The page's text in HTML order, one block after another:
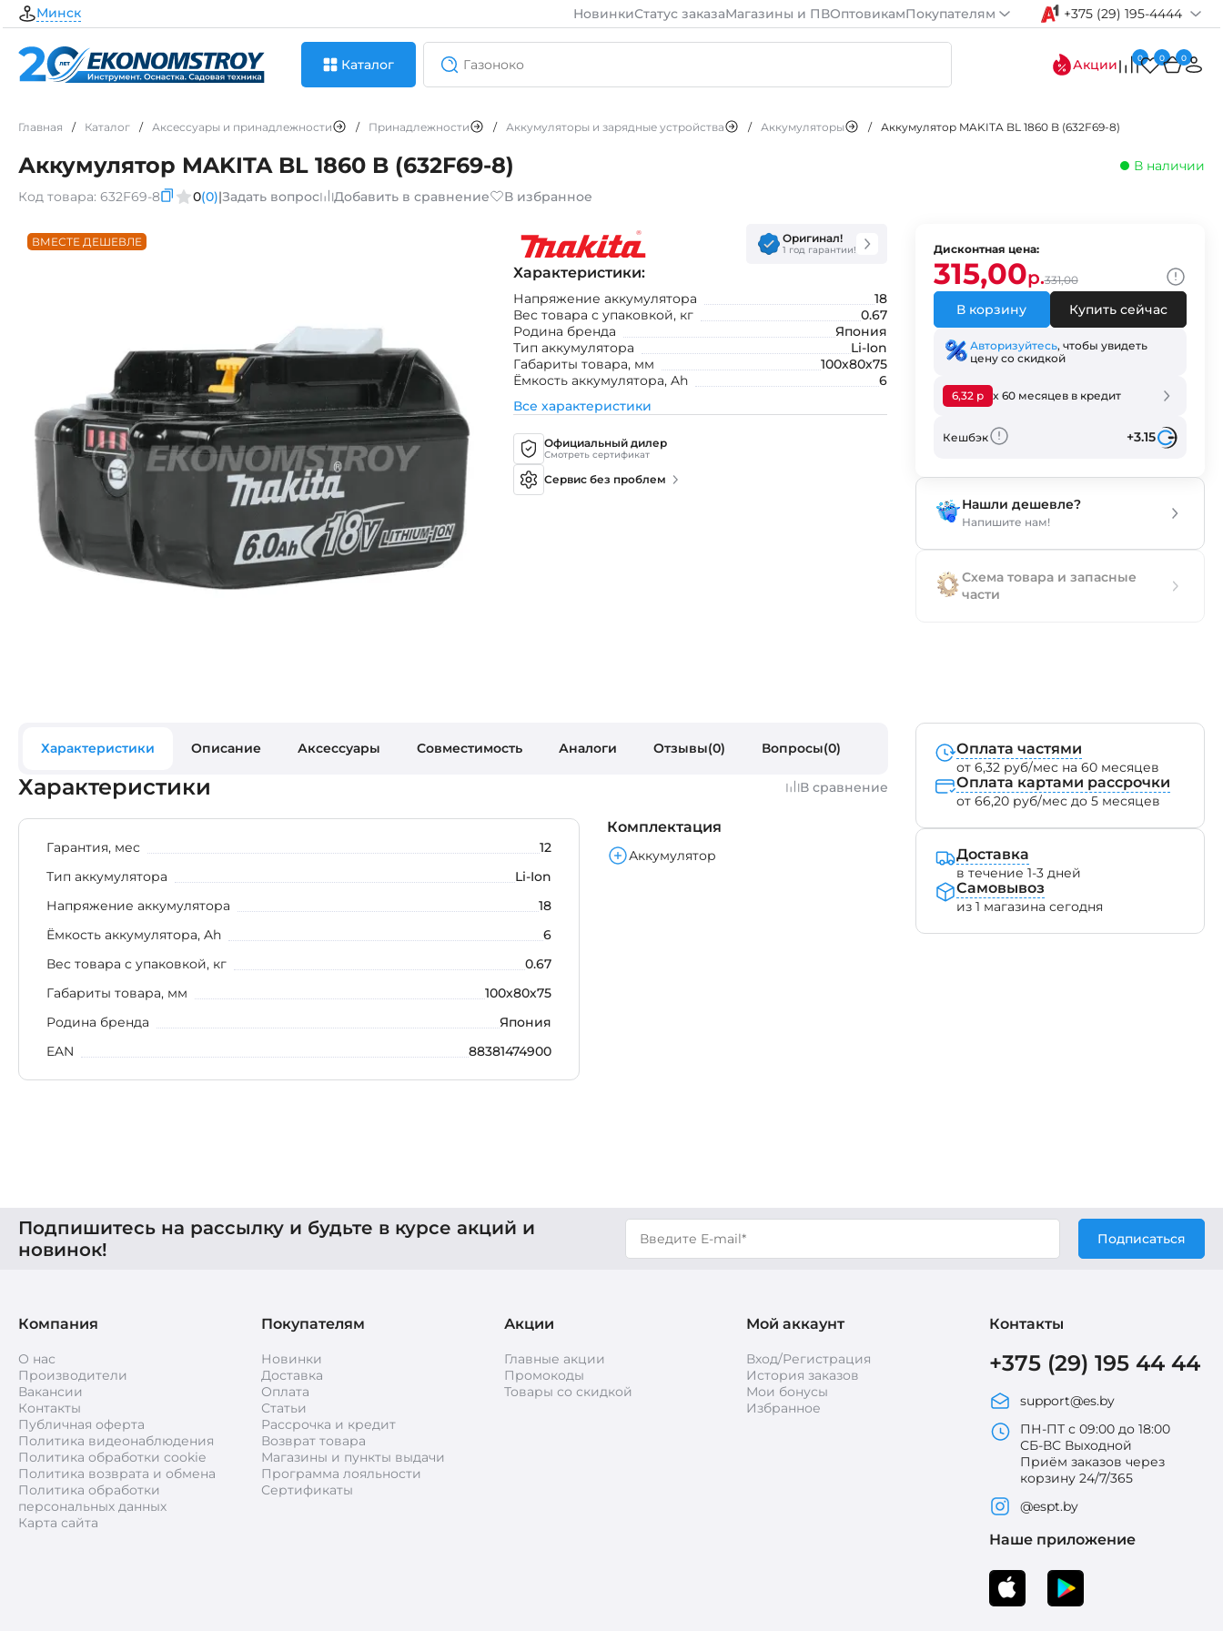
Минск НовинкиСтатус заказаМагазины и ПВОптовикамПокупателям +375 (29) 195-4444
Каталог Акции 0 0 0
Главная / Каталог / Аксессуары и принадлежности / Принадлежности / Аккумуляторы и зарядные устройства / Аккумуляторы / Аккумулятор MAKITA BL 1860 B (632F69-8)
Аккумулятор MAKITA BL 1860 B (632F69-8)
В наличии
Код товара: 632F69-8 0(0)|Задать вопрос Добавить в сравнение В избранное
ВМЕСТЕ ДЕШЕВЛЕ Оригинал!
1 год гарантии!
Характеристики:
Напряжение аккумулятора
18
Вес товара с упаковкой, кг
0.67
Родина бренда
Япония
Тип аккумулятора
Li-Ion
Габариты товара, мм
100х80х75
Ёмкость аккумулятора, Ah
6
Все характеристики
Официальный дилер
Смотреть сертификат
Сервис без проблем
Дисконтная цена:
315,00р.331,00
В корзину Купить сейчас
Авторизуйтесь, чтобы увидеть
цену со скидкой
6,32 р x 60 месяцев в кредит
Кешбэк +3.15
Нашли дешевле?
Напишите нам!
Схема товара и запасные
части
Характеристики Описание Аксессуары Совместимость Аналоги Отзывы(0) Вопросы(0)
Характеристики В сравнение
Гарантия, мес
12
Тип аккумулятора
Li-Ion
Напряжение аккумулятора
18
Ёмкость аккумулятора, Ah
6
Вес товара с упаковкой, кг
0.67
Габариты товара, мм
100х80х75
Родина бренда
Япония
EAN
88381474900
Комплектация
Аккумулятор
Оплата частями
от 6,32 руб/мес на 60 месяцев
Оплата картами рассрочки
от 66,20 руб/мес до 5 месяцев
Доставка
в течение 1-3 дней
Самовывоз
из 1 магазина сегодня
Подпишитесь на рассылку и будьте в курсе акций и
новинок!
Подписаться
Компания
О нас
Производители
Вакансии
Контакты
Публичная оферта
Политика видеонаблюдения
Политика обработки cookie
Политика возврата и обмена
Политика обработки
персональных данных
Карта сайта
Покупателям
Новинки
Доставка
Оплата
Статьи
Рассрочка и кредит
Возврат товара
Магазины и пункты выдачи
Программа лояльности
Сертификаты
Акции
Главные акции
Промокоды
Товары со скидкой
Мой аккаунт
Вход/Регистрация
История заказов
Мои бонусы
Избранное
Контакты
+375 (29) 195 44 44
support@es.by
ПН-ПТ с 09:00 до 18:00
СБ-ВС Выходной
Приём заказов через
корзину 24/7/365
@espt.by
Наше приложение